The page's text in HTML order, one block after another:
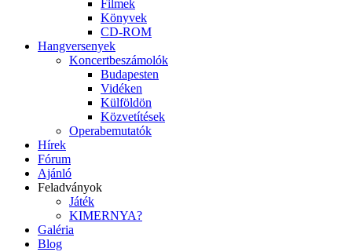
Filmek
Könyvek
CD-ROM
Hangversenyek
Koncertbeszámolók
Budapesten
Vidéken
Külföldön
Közvetítések
Operabemutatók
Hírek
Fórum
Ajánló
Feladványok
Játék
KIMERNYA?
Galéria
Blog